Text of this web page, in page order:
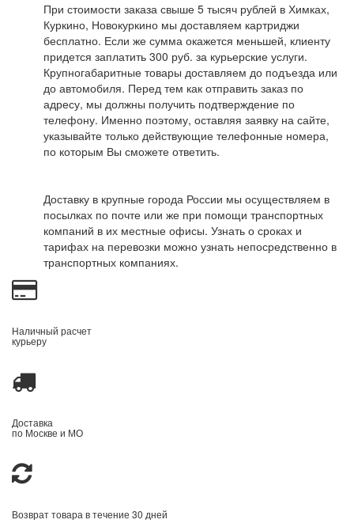
При стоимости заказа свыше 5 тысяч рублей в Химках,
Куркино, Новокуркино мы доставляем картриджи
бесплатно. Если же сумма окажется меньшей, клиенту
придется заплатить 300 руб. за курьерские услуги.
Крупногабаритные товары доставляем до подъезда или
до автомобиля. Перед тем как отправить заказ по
адресу, мы должны получить подтверждение по
телефону. Именно поэтому, оставляя заявку на сайте,
указывайте только действующие телефонные номера,
по которым Вы сможете ответить.
Доставку в крупные города России мы осуществляем в
посылках по почте или же при помощи транспортных
компаний в их местные офисы. Узнать о сроках и
тарифах на перевозки можно узнать непосредственно в
транспортных компаниях.
Наличный расчет
курьеру
Доставка
по Москве и МО
Возврат товара в течение 30 дней